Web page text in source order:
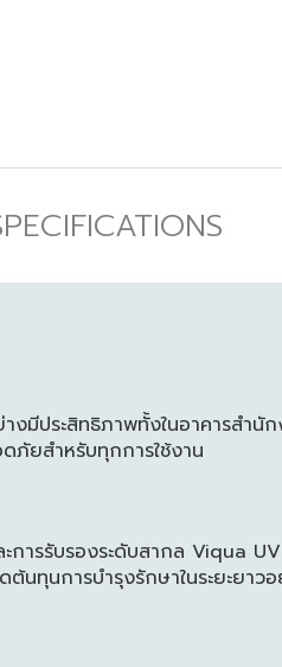
งมีประสิทธิภาพทั้งในอาคารส
ภัยสำหรับทุกการใช้งาน
รรับรองระดับสากล Viqua
นทุนการบำรุงรักษาในระยะยาวอ